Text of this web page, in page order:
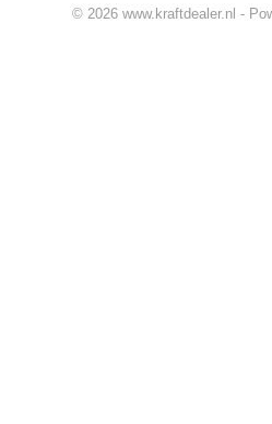
© 2026 www.kraftdealer.nl -